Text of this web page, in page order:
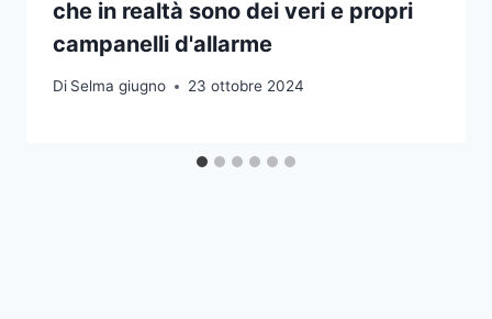
che in realtà sono dei veri e propri
campanelli d'allarme
Di Selma giugno 23 ottobre 2024